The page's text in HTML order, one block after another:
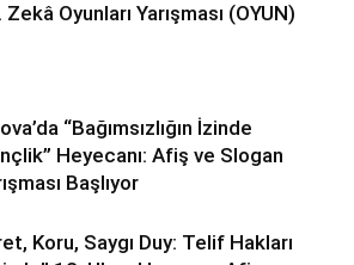
Zekâ Oyunları Yarışması (OYUN)
“Bağımsızlığın İzinde
Heyecanı: Afiş ve Slogan
Başlıyor
Koru, Saygı Duy: Telif Hakları